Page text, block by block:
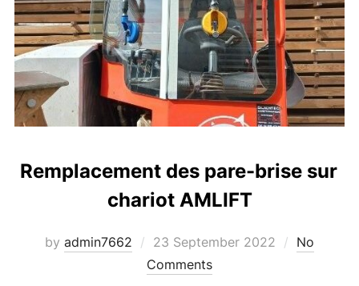
Remplacement des pare-brise sur
chariot AMLIFT
by admin7662
Posted
on
23 September 2022
No
Comments